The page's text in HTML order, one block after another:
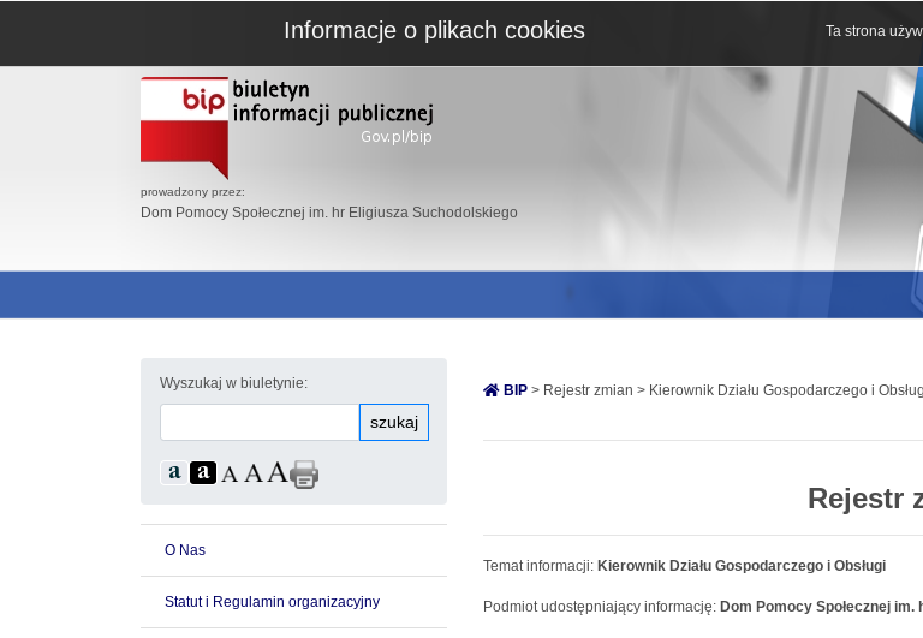
prowadzony przez:
Dom Pomocy Społecznej im. hr Eligiusza Suchodolskiego
Wyszukaj w biuletynie:
szukaj
O Nas
Statut i Regulamin organizacyjny
BIP > Rejestr zmian > Kierownik Działu Gospodarczego i
Rejestr
Temat informacji: Kierownik Działu Gospodarczego i Obsługi
Podmiot udostępniający informację: Dom Pomocy Społecznej
Informacje o plikach cookies Ta strona